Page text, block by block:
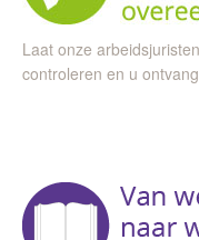
Laat onze
controleren en u